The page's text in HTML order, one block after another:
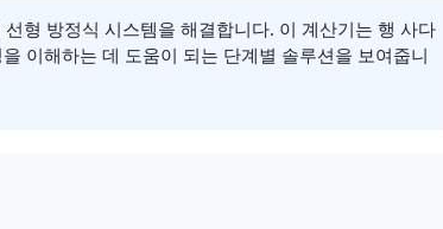
형 방정식 시스템을 해결합니다. 이 계산기는 행 사다
이해하는 데 도움이 되는 단계별 솔루션을 보여줍니